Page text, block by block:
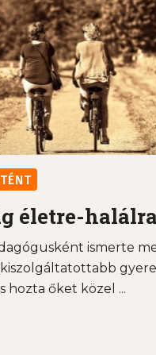
életre-halálra
ismerte
hozta őket közel ...